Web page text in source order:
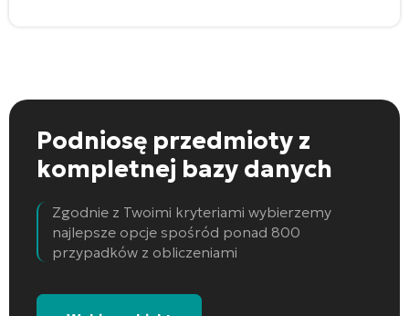
Podniosę przedmioty z
kompletnej bazy danych
Zgodnie z Twoimi kryteriami wybierzemy
najlepsze opcje spośród ponad 800
przypadków z obliczeniami